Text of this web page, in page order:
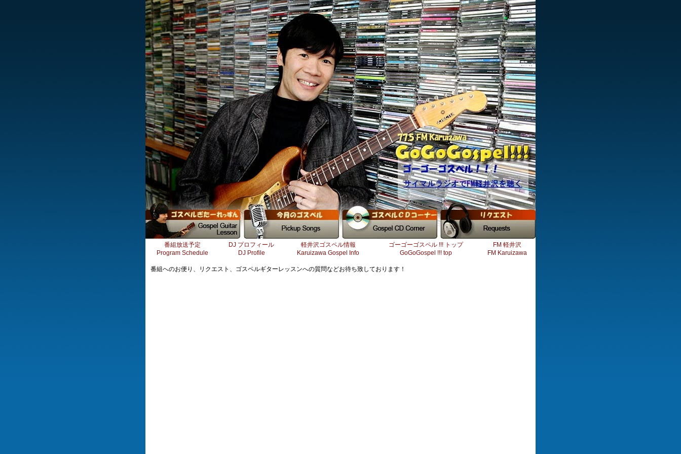
番組放送予定
Program Schedule
DJ プロフィール
DJ Profile
軽井沢ゴスペル情報
Karuizawa Gospel Info
ゴーゴーゴスペル !!! トップ
GoGoGospel !!! top
FM 軽井沢
FM Karuizawa
番組へのお便り、リクエスト、ゴスペルギターレッスンへの質問などお待ち致しております！